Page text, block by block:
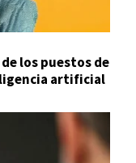
los puestos de
artificial